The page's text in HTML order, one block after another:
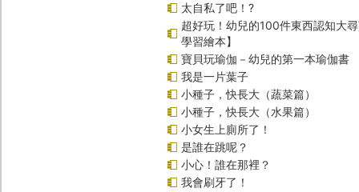
太自私了吧！?
超好玩！幼兒的100件東西認知大
學習繪本】
寶貝玩瑜伽－幼兒的第一本瑜伽書
我是一片葉子
小種子，快長大（蔬菜篇）
小種子，快長大（水果篇）
小女生上廁所了！
是誰在跳呢？
小心！誰在那裡？
我會刷牙了！